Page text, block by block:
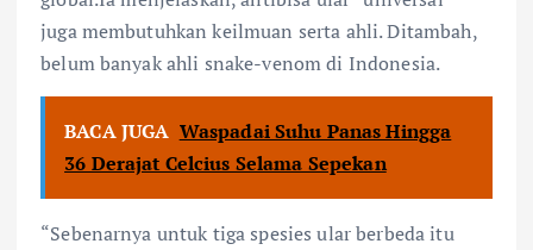
juga membutuhkan keilmuan serta ahli. Ditambah,
belum banyak ahli snake-venom di Indonesia. ⁠
BACA JUGA Waspadai Suhu Panas Hingga
36 Derajat Celcius Selama Sepekan
“Sebenarnya untuk tiga spesies ular berbeda itu